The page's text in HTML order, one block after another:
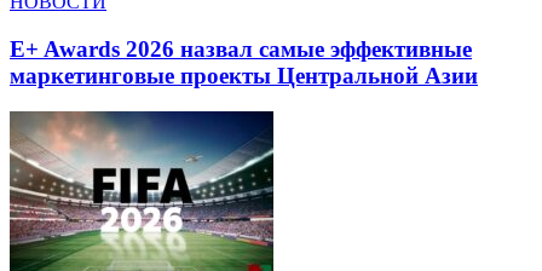
E+ Awards 2026 назвал самые эффективные
маркетинговые проекты Центральной Азии